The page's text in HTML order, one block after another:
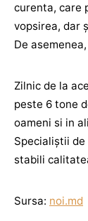
curenta, care
vopsirea, dar
De
Zilnic de la
peste 6 tone
oameni si in
Specialiștii de
stabili
Sursa: noi.md